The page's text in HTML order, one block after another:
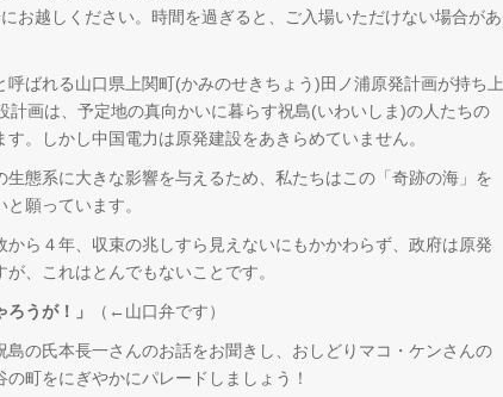
お越しください。時間を過ぎると、ご入場いただけない場合があ
呼ばれる山口県上関町(かみのせきちょう)田ノ浦原発計画が持ち上
計画は、予定地の真向かいに暮らす祝島(いわいしま)の人たちの
。しかし中国電力は原発建設をあきらめていません。
態系に大きな影響を与えるため、私たちはこの「奇跡の海」を
願っています。
ら４年、収束の兆しすら見えないにもかかわらず、政府は原発
、これはとんでもないことです。
ろうが！」 （←山口弁です）
の氏本長一さんのお話をお聞きし、おしどりマコ・ケンさんの
町をにぎやかにパレードしましょう！